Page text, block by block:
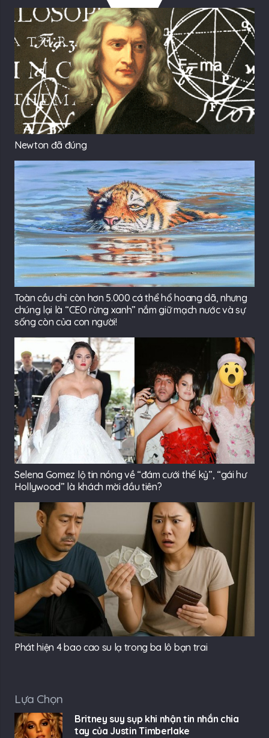
Newton đã đúng
Toàn cầu chỉ còn hơn 5.000 cá thể hổ hoang dã, nhưng
chúng lại là “CEO rừng xanh” nắm giữ mạch nước và sự
sống còn của con người!
Selena Gomez lộ tin nóng về “đám cưới thế kỷ”, “gái hư
Hollywood” là khách mời đầu tiên?
Phát hiện 4 bao cao su lạ trong ba lô bạn trai
Lựa Chọn
Britney suy sụp khi nhận tin nhắn chia
tay của Justin Timberlake